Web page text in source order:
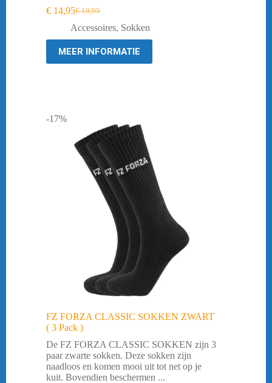
€18,95
Oorspronkelijke
prijs
was:
€ 18,95.
€ 14,95Huidige
prijs
is:
€ 14,95.
Accessoires, Sokken
MEER INFORMATIE
-17%
FZ FORZA CLASSIC SOKKEN ZWART
( 3 Pack )
De FZ FORZA CLASSIC SOKKEN zijn 3
paar zwarte sokken. Deze sokken zijn
naadloos en komen mooi uit tot net op je
kuit. Bovendien beschermen ...